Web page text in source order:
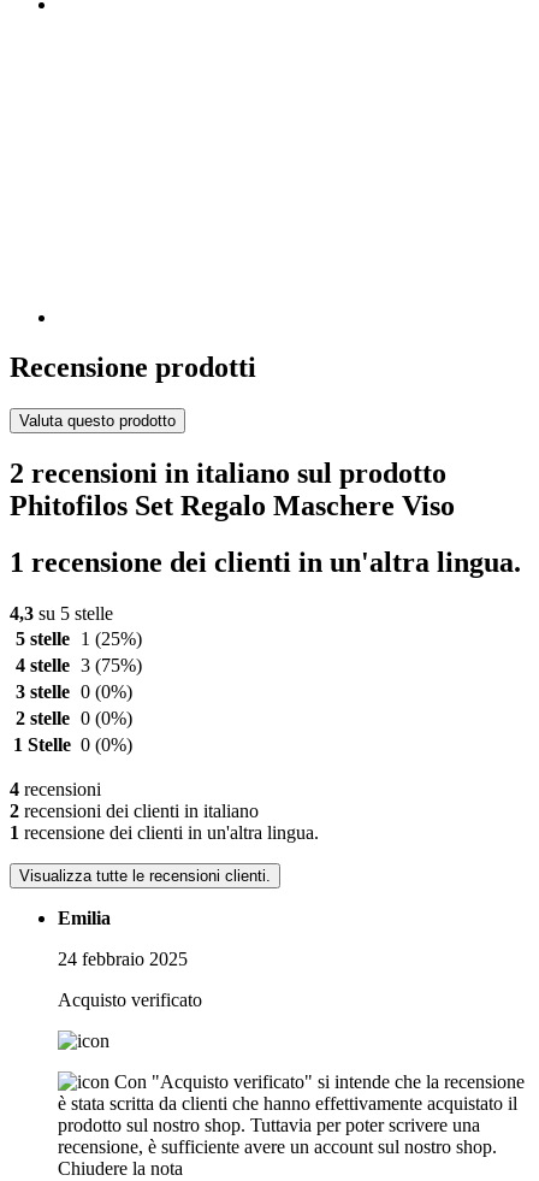
Recensione prodotti
Valuta questo prodotto
2 recensioni in italiano sul prodotto
Phitofilos Set Regalo Maschere Viso
1 recensione dei clienti in un'altra lingua.
4,3 su 5 stelle
5 stelle
1 (25%)
4 stelle 3 (75%)
3 stelle 0 (0%)
2 stelle 0 (0%)
1 Stelle 0 (0%)
4 recensioni
2 recensioni dei clienti in italiano
1 recensione dei clienti in un'altra lingua.
Visualizza tutte le recensioni clienti.
Emilia
24 febbraio 2025
Acquisto verificato
Con "Acquisto verificato" si intende che la recensione
è stata scritta da clienti che hanno effettivamente acquistato il
prodotto sul nostro shop. Tuttavia per poter scrivere una
recensione, è sufficiente avere un account sul nostro shop.
Chiudere la nota